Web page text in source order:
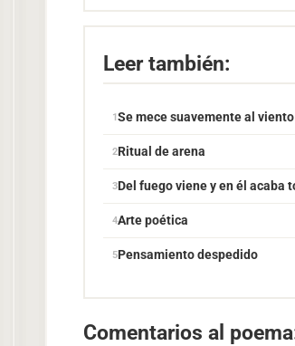
Leer también:
Se mece suavemente al viento
Ritual de arena
Del fuego viene y en él acaba
Arte poética
Pensamiento despedido
Comentarios al